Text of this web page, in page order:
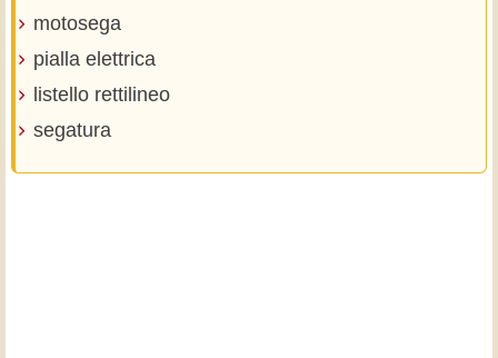
motosega
pialla elettrica
listello rettilineo
segatura